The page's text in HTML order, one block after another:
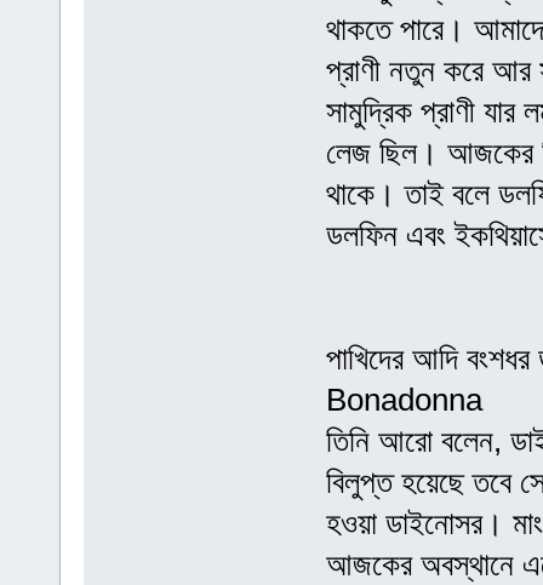
থাকতে পারে।
প্রাণী নতুন করে আর
সামুদ্রিক প্রাণী
লেজ ছিল। আজকের
থাকে। তাই বলে
ডলফিন এবং
পাখিদের আদি
Bonadonna
তিনি আরো বলেন,
বিলুপ্ত হয়েছে তবে
হওয়া ডাইনোসর।
আজকের অবস্থানে